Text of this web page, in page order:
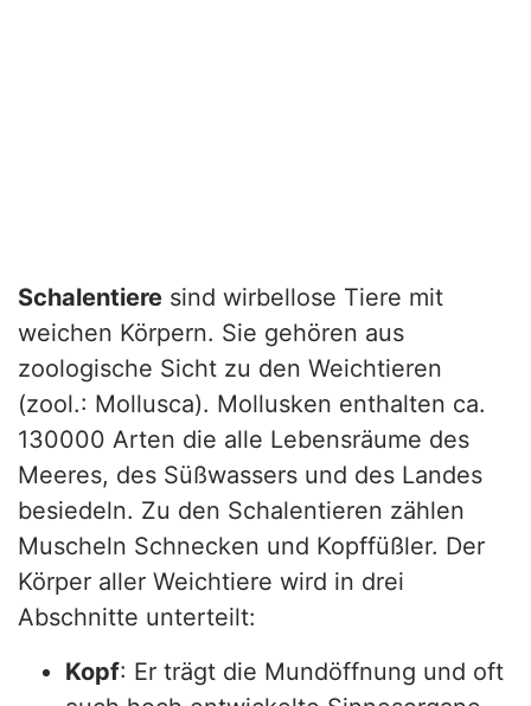
Schalentiere sind wirbellose Tiere mit
weichen Körpern. Sie gehören aus
zoologische Sicht zu den Weichtieren
(zool.: Mollusca). Mollusken enthalten ca.
130000 Arten die alle Lebensräume des
Meeres, des Süßwassers und des Landes
besiedeln. Zu den Schalentieren zählen
Muscheln Schnecken und Kopffüßler. Der
Körper aller Weichtiere wird in drei
Abschnitte unterteilt:
Kopf: Er trägt die Mundöffnung und oft